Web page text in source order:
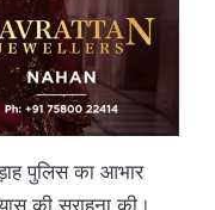
पुलिस का आभार
की सराहना की।